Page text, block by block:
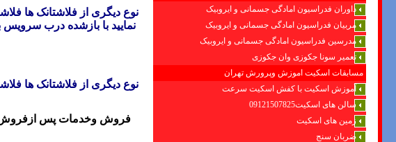
داوران فدراسیون امادگی جسمانی و ایروبیک
مربیان فدراسیون امادگی جسمانی و ایروبیک
مدرسین فدراسیون امادگی جسمانی و ایروبیک
تعمیر سونا جکوزی وان جکوزی
مسابقات اسکیت اموزش وپرورش تهران
آموزش اسکیت با کفش اسکیت سرعت
سالن های اسکیت09121507825
زمین های اسکیت
ضربان سنج
نوع دیگری از فلاشتانک ها
نمایید با بازشده درب سرویس
نوع دیگری از فلاشتانک ها
فروش وخدمات پس ازفروش